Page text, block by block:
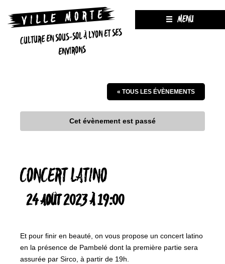
CULTURE EN SOUS-SOL À LYON ET SES
ENVIRONS
MENU
« TOUS LES ÉVÈNEMENTS
Cet évènement est passé
CONCERT LATINO
24 AOÛT 2023 À 19:00
Et pour finir en beauté, on vous propose un concert latino
en la présence de Pambelé dont la première partie sera
assurée par Sirco, à partir de 19h.